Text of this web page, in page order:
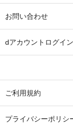
お問い合わせ
dアカウントログイン
ご利用規約
プライバシーポリシ